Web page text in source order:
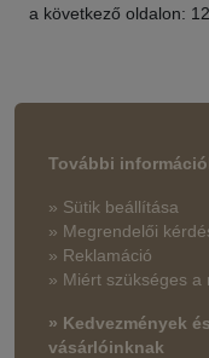
a következő oldalon: 12
További
» Sütik beállítása
» Megrendelői
» Reklamáció
» Miért szükséges a
» Kedvezmények
vásárlóinknak